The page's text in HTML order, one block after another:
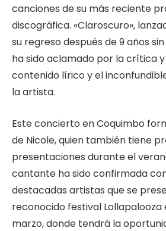
canciones de su más reciente
discográfica. «Claroscuro»,
su regreso después de 9 años
ha sido aclamado por la crítica
contenido lírico y el
la artista.
Este concierto en Coquimbo
de Nicole, quien también tiene
presentaciones durante el
cantante ha sido confirmada
destacadas artistas que se
reconocido festival Lollapalooza
marzo, donde tendrá la